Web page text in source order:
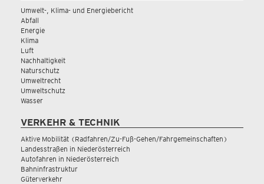
Umwelt-, Klima- und Energiebericht
Abfall
Energie
Klima
Luft
Nachhaltigkeit
Naturschutz
Umweltrecht
Umweltschutz
Wasser
VERKEHR & TECHNIK
Aktive Mobilität (Radfahren/Zu-Fuß-Gehen/Fahrgemeinschaften)
Landesstraßen in Niederösterreich
Autofahren in Niederösterreich
Bahninfrastruktur
Güterverkehr